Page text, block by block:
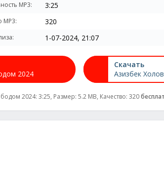
MP3: 3:25
MP3: 320
1-07-2024, 21:07
2024
Скачать
Азизбек
2024: 3:25, Размер: 5.2 MB, Качество: 320